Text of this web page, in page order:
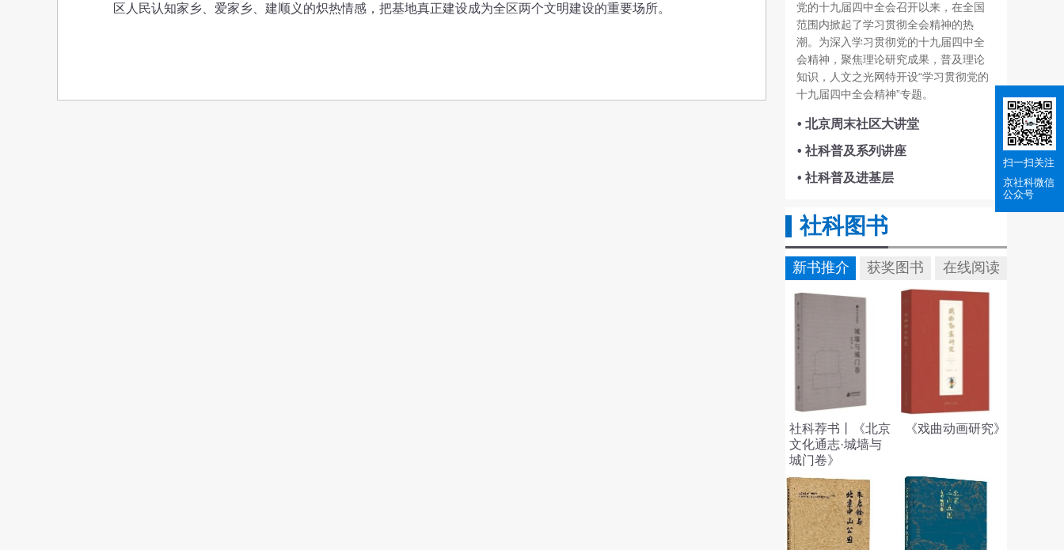
区人民认知家乡、爱家乡、建顺义的炽热情感，把基地真正建设成为全区两个文明建设的重要场所。
党的十九届四中全会召开以来，在全国
范围内掀起了学习贯彻全会精神的热
潮。为深入学习贯彻党的十九届四中全
会精神，聚焦理论研究成果，普及理论
知识，人文之光网特开设“学习贯彻党的
十九届四中全会精神”专题。
• 北京周末社区大讲堂
• 社科普及系列讲座
• 社科普及进基层
社科图书
新书推介 获奖图书 在线阅读
社科荐书丨《北京
文化通志·城墙与
城门卷》
《戏曲动画研究》
扫一扫关注
京社科微信
公众号